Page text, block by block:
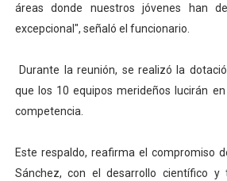
áreas donde nuestros jóvenes han
excepcional", señaló el funcionario.
Durante la reunión, se realizó la
que los 10 equipos merideños lucirán
competencia.
Este respaldo, reafirma el compromiso
Sánchez, con el desarrollo científico y